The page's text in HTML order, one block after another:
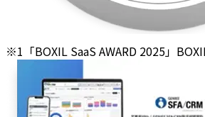
※1「BOXIL SaaS AWARD 2025」